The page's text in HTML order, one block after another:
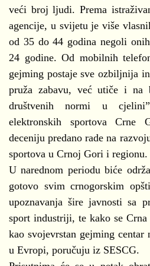
veći broj ljudi. Prema
agencije, u svijetu je više
od 35 do 44 godina negoli
24 godine. Od mobilnih
gejming postaje sve ozbiljnija
pruža zabavu, već utiče i na
društvenih normi u
elektronskih sportova Crne
deceniju predano rade na
sportova u Crnoj Gori i regionu.
U narednom periodu biće
gotovo svim crnogorskim
upoznavanja šire javnosti sa
sport industriji, te kako se
kao svojevrstan gejming centar
u Evropi, poručuju iz SESCG.